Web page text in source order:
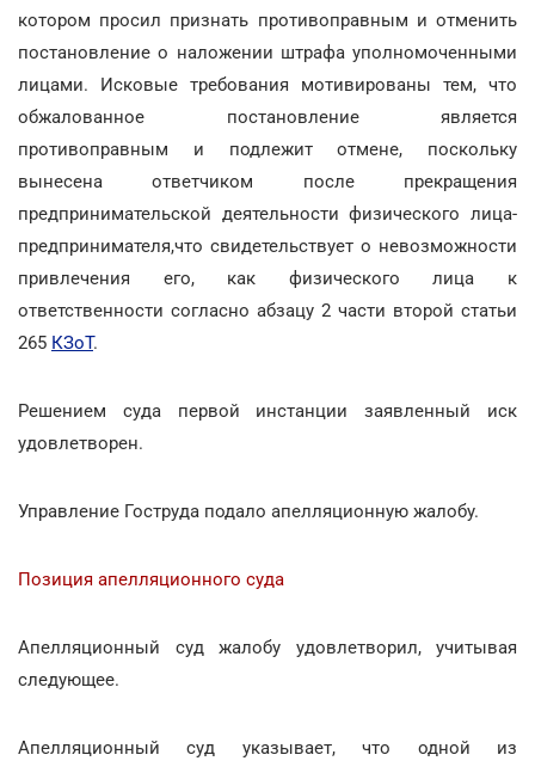
котором просил признать противоправным и отменить
постановление о наложении штрафа уполномоченными
лицами. Исковые требования мотивированы тем, что
обжалованное постановление является
противоправным и подлежит отмене, поскольку
вынесена ответчиком после прекращения
предпринимательской деятельности физического лица-
предпринимателя,что свидетельствует о невозможности
привлечения его, как физического лица к
ответственности согласно абзацу 2 части второй статьи
265 КЗоТ.
Решением суда первой инстанции заявленный иск
удовлетворен.
Управление Гоструда подало апелляционную жалобу.
Позиция апелляционного суда
Апелляционный суд жалобу удовлетворил, учитывая
следующее.
Апелляционный суд указывает, что одной из